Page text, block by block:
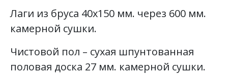
Лаги из бруса 40х150 мм. через 600 мм.
камерной сушки.
Чистовой пол – сухая шпунтованная
половая доска 27 мм. камерной сушки.